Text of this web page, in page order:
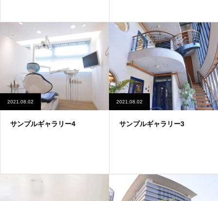
2021.08.02
サンプルギャラリー4
2021.08.02
サンプルギャラリー3